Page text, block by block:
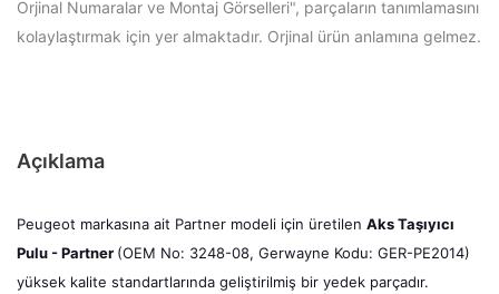
Orjinal Numaralar ve Montaj Görselleri", parçaların tanımlamasını
kolaylaştırmak için yer almaktadır. Orjinal ürün anlamına gelmez.
Açıklama
Peugeot markasına ait Partner modeli için üretilen Aks Taşıyıcı
Pulu - Partner (OEM No: 3248-08, Gerwayne Kodu: GER-PE2014)
yüksek kalite standartlarında geliştirilmiş bir yedek parçadır.